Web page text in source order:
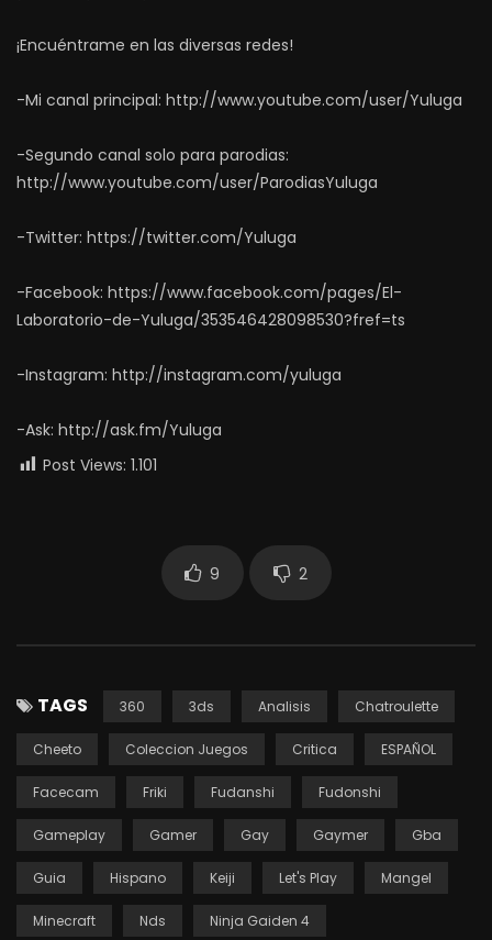
¡Encuéntrame en las diversas redes!
-Mi canal principal: http://www.youtube.com/user/Yuluga
-Segundo canal solo para parodias:
http://www.youtube.com/user/ParodiasYuluga
-Twitter: https://twitter.com/Yuluga
-Facebook: https://www.facebook.com/pages/El-
Laboratorio-de-Yuluga/353546428098530?fref=ts
-Instagram: http://instagram.com/yuluga
-Ask: http://ask.fm/Yuluga
Post Views: 1.101
9 2
TAGS 360 3ds Analisis Chatroulette
Cheeto Coleccion Juegos Critica ESPAÑOL
Facecam Friki Fudanshi Fudonshi
Gameplay Gamer Gay Gaymer Gba
Guia Hispano Keiji Let's Play Mangel
Minecraft Nds Ninja Gaiden 4